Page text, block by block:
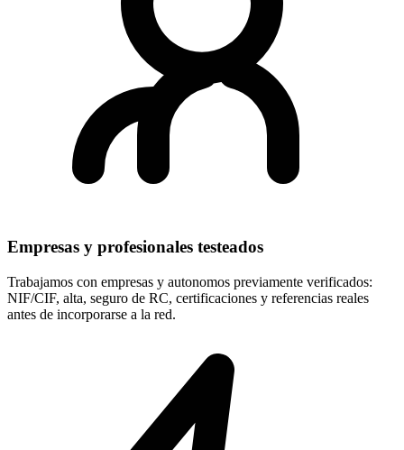
Empresas y profesionales testeados
Trabajamos con empresas y autonomos previamente verificados:
NIF/CIF, alta, seguro de RC, certificaciones y referencias reales
antes de incorporarse a la red.